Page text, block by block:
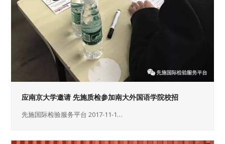
应南京大学邀请 先施质检参加南大外国语学院校招
先施国际检验服务平台 2017-11-1…